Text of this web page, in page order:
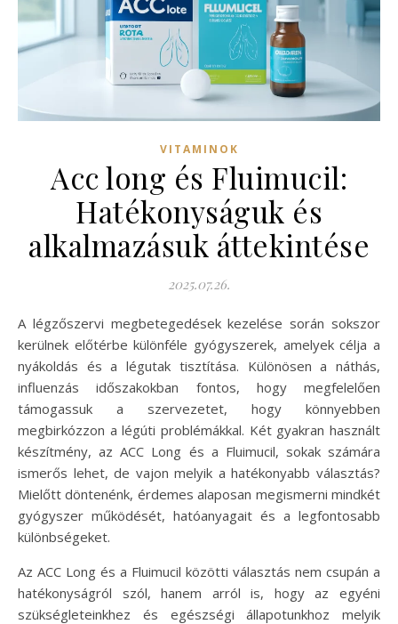
VITAMINOK
Acc long és Fluimucil:
Hatékonyságuk és
alkalmazásuk áttekintése
2025.07.26.
A légzőszervi megbetegedések kezelése során sokszor
kerülnek előtérbe különféle gyógyszerek, amelyek célja a
nyákoldás és a légutak tisztítása. Különösen a náthás,
influenzás időszakokban fontos, hogy megfelelően
támogassuk a szervezetet, hogy könnyebben
megbirkózzon a légúti problémákkal. Két gyakran használt
készítmény, az ACC Long és a Fluimucil, sokak számára
ismerős lehet, de vajon melyik a hatékonyabb választás?
Mielőtt döntenénk, érdemes alaposan megismerni mindkét
gyógyszer működését, hatóanyagait és a legfontosabb
különbségeket.
Az ACC Long és a Fluimucil közötti választás nem csupán a
hatékonyságról szól, hanem arról is, hogy az egyéni
szükségleteinkhez és egészségi állapotunkhoz melyik